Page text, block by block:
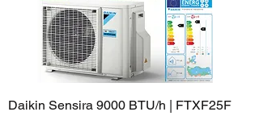
Daikin Sensira 9000 BTU/h | FTXF25F